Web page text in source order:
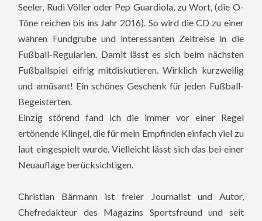
Seeler, Rudi Völler oder Pep Guardiola, zu Wort, (die O-
Töne reichen bis ins Jahr 2016). So wird die CD zu einer
wahren Fundgrube und interessanten Zeitreise in die
Fußball-Regularien. Damit lässt es sich beim nächsten
Fußballspiel eifrig mitdiskutieren. Wirklich kurzweilig
und amüsant! Ein schönes Geschenk für jeden Fußball-
Begeisterten.
Einzig störend fand ich die immer vor einer Regel
ertönende Klingel, die für mein Empfinden einfach viel zu
laut eingespielt wurde. Vielleicht lässt sich das bei einer
Neuauflage berücksichtigen.
Christian Bärmann ist freier Journalist und Autor,
Chefredakteur des Magazins Sportsfreund und seit